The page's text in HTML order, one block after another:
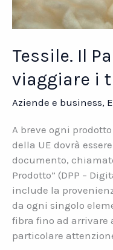
Tessile. Il
viaggiare i
Aziende e business,
A breve ogni
della UE dovrà
documento,
Prodotto” (DPP –
include la
da ogni singolo
fibra fino ad arrivare
particolare